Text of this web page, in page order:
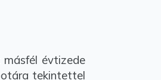
évtizede
tekintettel